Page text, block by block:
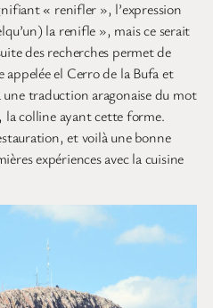
« renifler », l’expression
la renifle », mais ce serait
des recherches permet de
el Cerro de la Bufa et
traduction aragonaise du mot
la colline ayant cette forme.
et voilà une bonne
expériences avec la cuisine